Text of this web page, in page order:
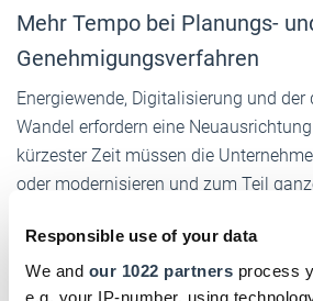
Responsible use of your data
We and our 1022 partners process
e.g. your IP-number, using
Mehr Tempo bei Planungs-
Genehmigungsverfahren
Energiewende, Digitalisierung und
Wandel erfordern eine
kürzester Zeit müssen die
oder modernisieren und zum Teil
Tempo spüren die Unternehmen
schnelle Aufbau der LNG-Terminals